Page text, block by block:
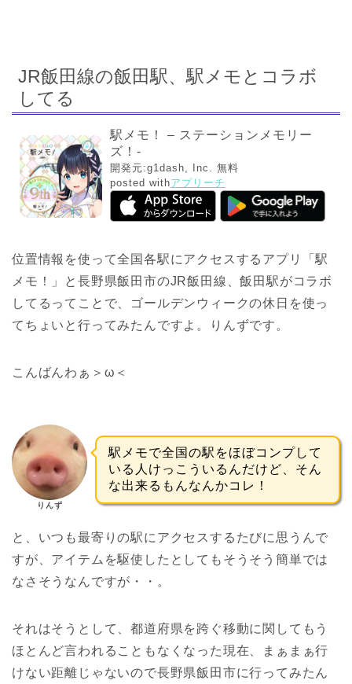
JR飯田線の飯田駅、駅メモとコラボ
してる
駅メモ！ – ステーションメモリー
ズ！-
開発元:g1dash, Inc. 無料
posted withアプリーチ
位置情報を使って全国各駅にアクセスするアプリ「駅
メモ！」と長野県飯田市のJR飯田線、飯田駅がコラボ
してるってことで、ゴールデンウィークの休日を使っ
てちょいと行ってみたんですよ。りんずです。
こんばんわぁ＞ω＜
りんず
駅メモで全国の駅をほぼコンプして
いる人けっこういるんだけど、そん
な出来るもんなんかコレ！
と、いつも最寄りの駅にアクセスするたびに思うんで
すが、アイテムを駆使したとしてもそうそう簡単では
なさそうなんですが・・。
それはそうとして、都道府県を跨ぐ移動に関してもう
ほとんど言われることもなくなった現在、まぁまぁ行
けない距離じゃないので長野県飯田市に行ってみたん